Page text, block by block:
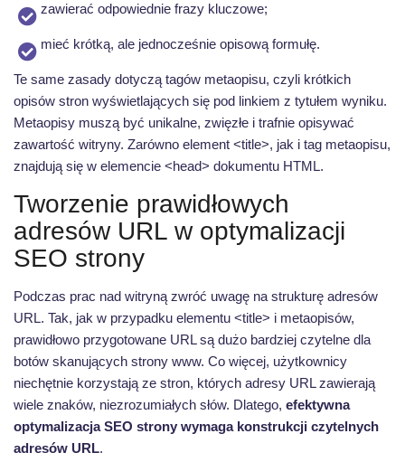
zawierać odpowiednie frazy kluczowe;
mieć krótką, ale jednocześnie opisową formułę.
Te same zasady dotyczą tagów metaopisu, czyli krótkich
opisów stron wyświetlających się pod linkiem z tytułem wyniku.
Metaopisy muszą być unikalne, zwięzłe i trafnie opisywać
zawartość witryny. Zarówno element <title>, jak i tag metaopisu,
znajdują się w elemencie <head> dokumentu HTML.
Tworzenie prawidłowych
adresów URL w optymalizacji
SEO strony
Podczas prac nad witryną zwróć uwagę na strukturę adresów
URL. Tak, jak w przypadku elementu <title> i metaopisów,
prawidłowo przygotowane URL są dużo bardziej czytelne dla
botów skanujących strony www. Co więcej, użytkownicy
niechętnie korzystają ze stron, których adresy URL zawierają
wiele znaków, niezrozumiałych słów. Dlatego, efektywna
optymalizacja SEO strony wymaga konstrukcji czytelnych
adresów URL.